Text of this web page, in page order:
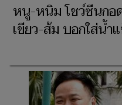
หนู-หนิม โชว์ซีนกอ
เขียว-ส้ม บอกใส่น้ำ